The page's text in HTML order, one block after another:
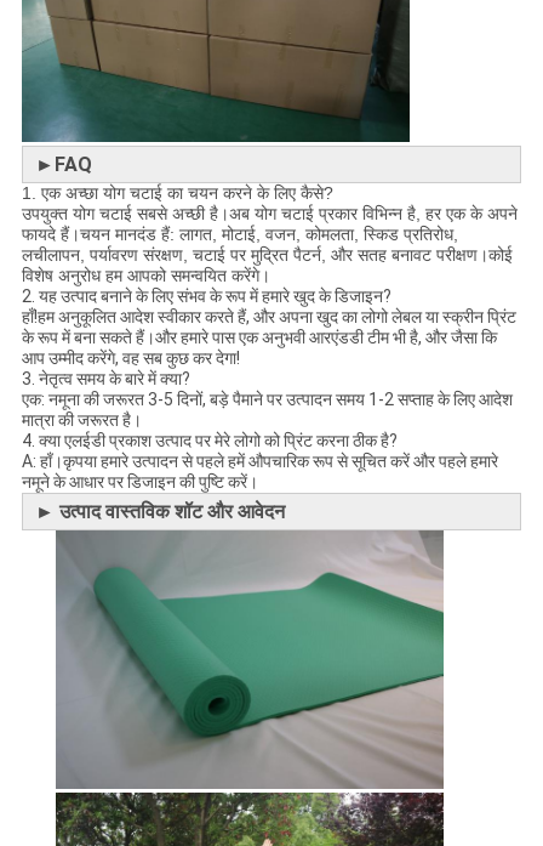
►FAQ
1. एक अच्छा योग चटाई का चयन करने के लिए कैसे?
उपयुक्त योग चटाई सबसे अच्छी है।अब योग चटाई प्रकार विभिन्न है, हर एक के अपने
फायदे हैं।चयन मानदंड हैं: लागत, मोटाई, वजन, कोमलता, स्किड प्रतिरोध,
लचीलापन, पर्यावरण संरक्षण, चटाई पर मुद्रित पैटर्न, और सतह बनावट परीक्षण।कोई
विशेष अनुरोध हम आपको समन्वयित करेंगे।
2. यह उत्पाद बनाने के लिए संभव के रूप में हमारे खुद के डिजाइन?
हाँ!हम अनुकूलित आदेश स्वीकार करते हैं, और अपना खुद का लोगो लेबल या स्क्रीन प्रिंट
के रूप में बना सकते हैं।और हमारे पास एक अनुभवी आरएंडडी टीम भी है, और जैसा कि
आप उम्मीद करेंगे, वह सब कुछ कर देगा!
3. नेतृत्व समय के बारे में क्या?
एक: नमूना की जरूरत 3-5 दिनों, बड़े पैमाने पर उत्पादन समय 1-2 सप्ताह के लिए आदेश
मात्रा की जरूरत है।
4. क्या एलईडी प्रकाश उत्पाद पर मेरे लोगो को प्रिंट करना ठीक है?
A: हाँ।कृपया हमारे उत्पादन से पहले हमें औपचारिक रूप से सूचित करें और पहले हमारे
नमूने के आधार पर डिजाइन की पुष्टि करें।
► उत्पाद वास्तविक शॉट और आवेदन